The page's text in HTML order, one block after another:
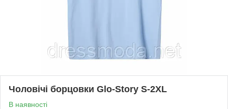
Чоловічі борцовки Glo-Story S-2XL
В наявності